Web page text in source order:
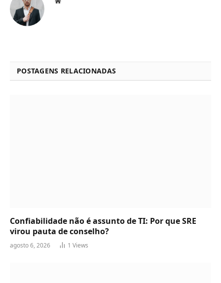
POSTAGENS RELACIONADAS
Confiabilidade não é assunto de TI: Por que SRE
virou pauta de conselho?
agosto 6, 2026 1 Views